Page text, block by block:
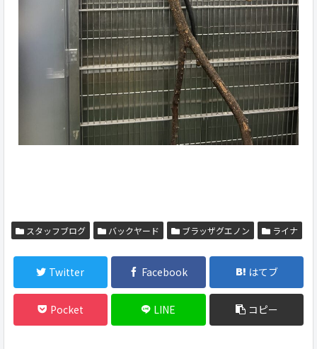
スタッフブログ バックヤード ブラッザグエノン ライナ
Twitter Facebook はてブ
Pocket LINE コピー